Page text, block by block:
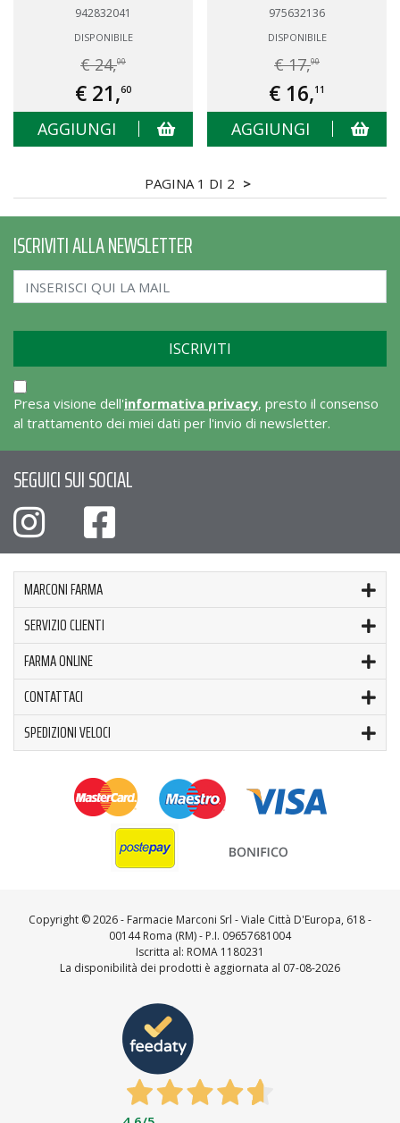
942832041
DISPONIBILE
€ 24,00
€ 21,60
AGGIUNGI
975632136
DISPONIBILE
€ 17,90
€ 16,11
AGGIUNGI
PAGINA 1 DI 2 >
ISCRIVITI ALLA NEWSLETTER
Presa visione dell'informativa privacy, presto il consenso
al trattamento dei miei dati per l'invio di newsletter.
SEGUICI SUI SOCIAL
MARCONI FARMA
SERVIZIO CLIENTI
FARMA ONLINE
CONTATTACI
SPEDIZIONI VELOCI
Copyright ©2026 - Farmacie Marconi Srl - Viale Città D'Europa, 618 -
00144 Roma (RM) - P.I. 09657681004
Iscritta al: ROMA 1180231
La disponibilità dei prodotti è aggiornata al 07-08-2026